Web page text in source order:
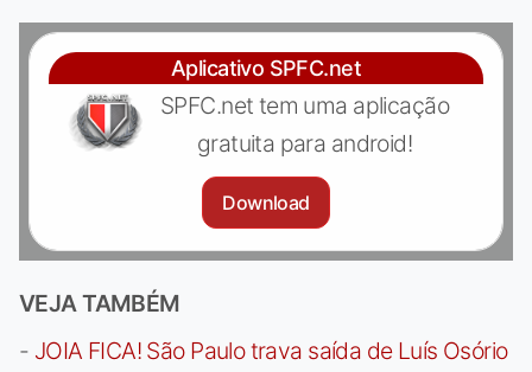
Aplicativo SPFC.net
SPFC.net tem uma aplicação
gratuita para android!
Download
VEJA TAMBÉM
- JOIA FICA! São Paulo trava saída de Luís Osório